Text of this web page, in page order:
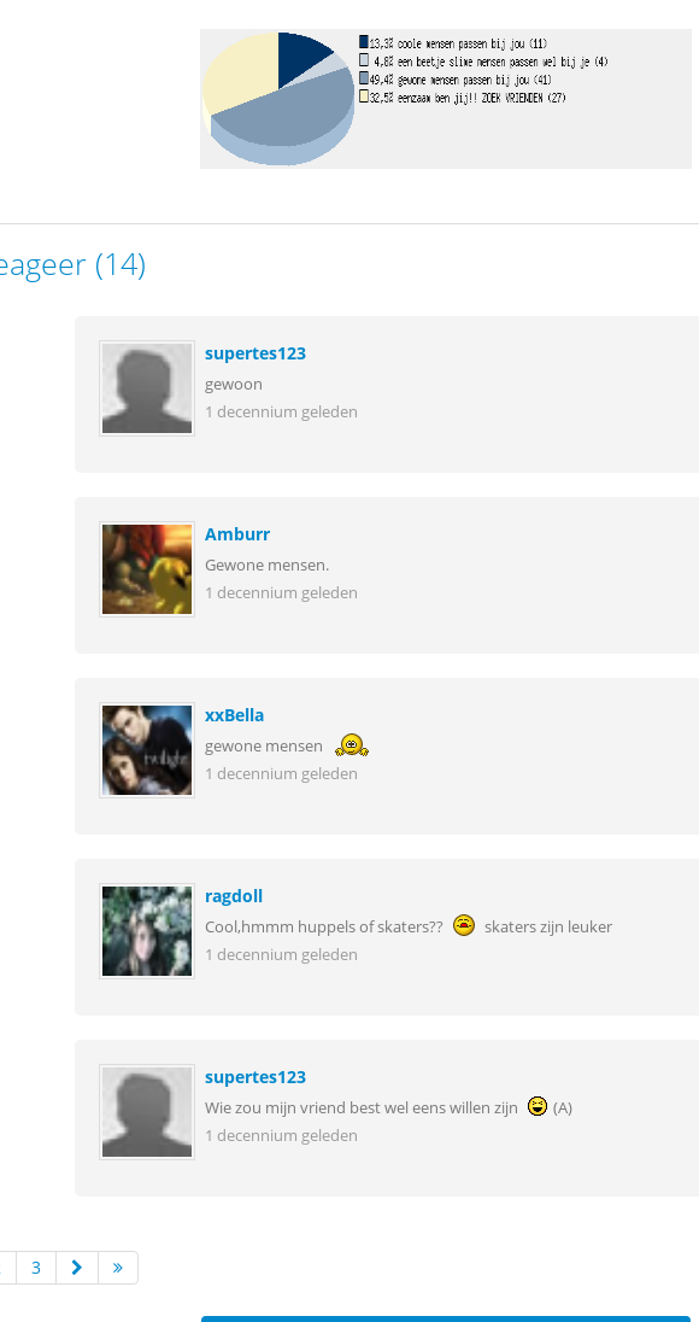
(14)
supertes123
gewoon
1 decennium geleden
Amburr
Gewone mensen.
1 decennium geleden
xxBella
gewone mensen
1 decennium geleden
ragdoll
Cool,hmmm huppels of skaters??
skaters zijn leuker
1 decennium geleden
supertes123
Wie zou mijn vriend best wel eens willen zijn
(A)
1 decennium geleden
3